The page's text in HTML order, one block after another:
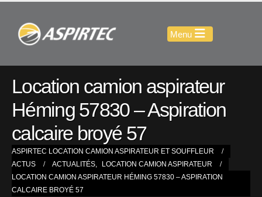
Location camion aspirateur
Héming 57830 – Aspiration
calcaire broyé 57
ASPIRTEC LOCATION CAMION ASPIRATEUR ET SOUFFLEUR
ACTUS
ACTUALITÉS,
LOCATION CAMION ASPIRATEUR
LOCATION CAMION ASPIRATEUR HÉMING 57830 – ASPIRATION
CALCAIRE BROYÉ 57